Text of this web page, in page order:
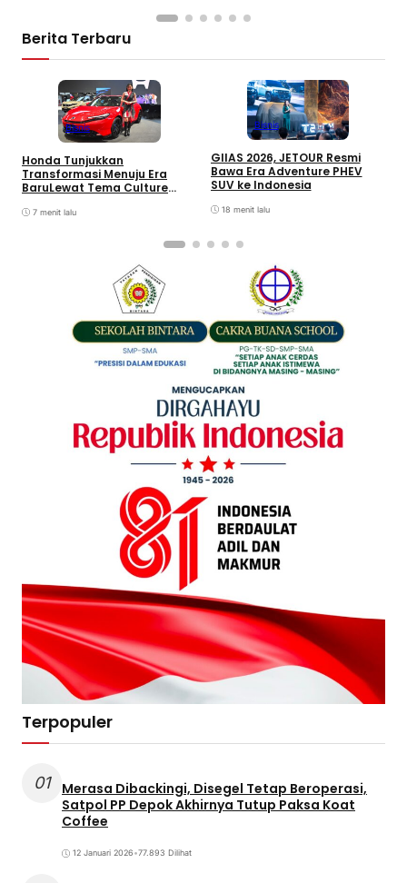
Berita Terbaru
Bisnis
Honda Tunjukkan
Transformasi Menuju Era
BaruLewat Tema Culture
7 menit lalu
Bisnis
GIIAS 2026, JETOUR Resmi
Bawa Era Adventure PHEV
SUV ke Indonesia
18 menit lalu
Terpopuler
01
Merasa Dibackingi, Disegel Tetap Beroperasi,
Satpol PP Depok Akhirnya Tutup Paksa Koat
Coffee
12 Januari 2026•77.893 Dilihat